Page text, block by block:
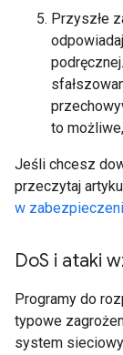
Przyszłe
to
Jeśli chcesz
przeczytaj
w
DoS i ataki
Programy do
typowe
system